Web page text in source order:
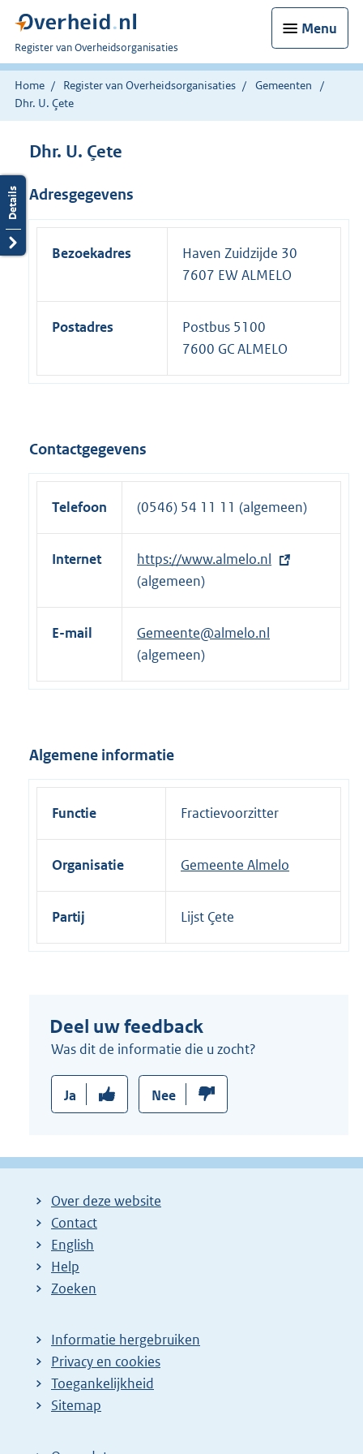
Menu
U
bent
nu
hier:
Register van Overheidsorganisaties
Home Register van Overheidsorganisaties
Gemeenten
Dhr. U. Çete
Dhr. U. Çete
Adresgegevens
Bezoekadres
Haven Zuidzijde 30
7607 EW ALMELO
Postadres
Postbus 5100
7600 GC ALMELO
Contactgegevens
Telefoon (0546) 54 11 11 (algemeen)
Internet
E
x
t
e
r
e
n
k
https://www.almelo.nl
(algemeen)
E-mail
Gemeente@almelo.nl
(algemeen)
Algemene informatie
Functie Fractievoorzitter
Organisatie Gemeente Almelo
Partij Lijst Çete
Deel uw feedback
Was dit de informatie die u zocht?
Ja Nee
Over deze website
Contact
English
Help
Zoeken
Informatie hergebruiken
Privacy en cookies
Toegankelijkheid
Sitemap